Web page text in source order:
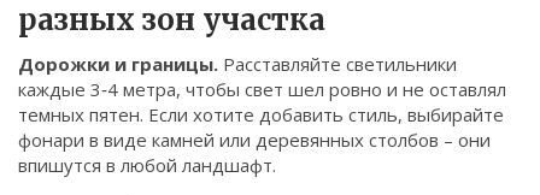
разных зон участка
Дорожки и границы. Расставляйте светильники
каждые 3‑4 метра, чтобы свет шел ровно и не оставлял
темных пятен. Если хотите добавить стиль, выбирайте
фонари в виде камней или деревянных столбов – они
впишутся в любой ландшафт.